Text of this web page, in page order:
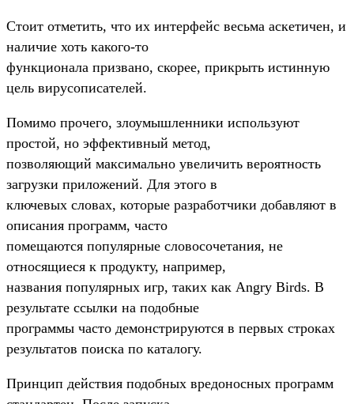
Стоит отметить, что их интерфейс весьма аскетичен, и
наличие хоть какого-то
функционала призвано, скорее, прикрыть истинную
цель вирусописателей.
Помимо прочего, злоумышленники используют
простой, но эффективный метод,
позволяющий максимально увеличить вероятность
загрузки приложений. Для этого в
ключевых словах, которые разработчики добавляют в
описания программ, часто
помещаются популярные словосочетания, не
относящиеся к продукту, например,
названия популярных игр, таких как Angry Birds. В
результате ссылки на подобные
программы часто демонстрируются в первых строках
результатов поиска по каталогу.
Принцип действия подобных вредоносных программ